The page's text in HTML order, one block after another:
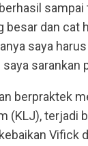
besar dan cat
saya
sarankan
berpraktek
(KLJ), terjadi
Vifick